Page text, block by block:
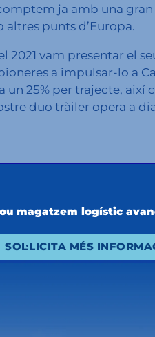
ja amb una
punts d’Europa.
2021 vam presentar el
a impulsar-lo a
un 25% per trajecte,
duo tràiler opera a
magatzem logístic
SOL·LICITA MÉS